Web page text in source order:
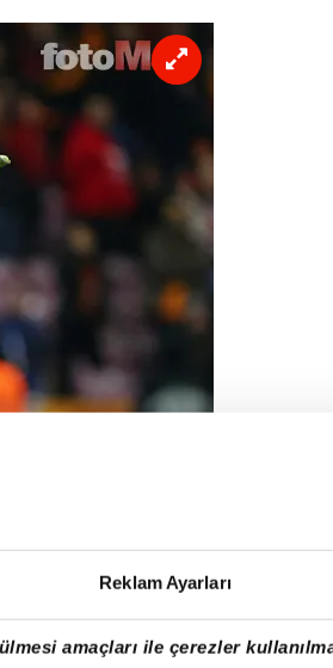
Reklam Ayarları
amaçları ile çerezler